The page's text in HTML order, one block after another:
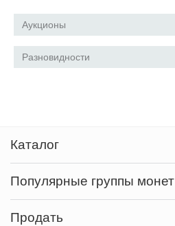
Аукционы
Разновидности
Каталог
Популярные группы монет
Продать